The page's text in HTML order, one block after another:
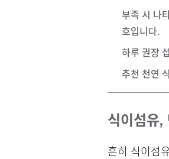
부족 시 나
호입니다.
하루 권장
추천 천연
식이섬유,
흔히 식이섬